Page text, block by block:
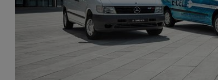
2.
3.
móc